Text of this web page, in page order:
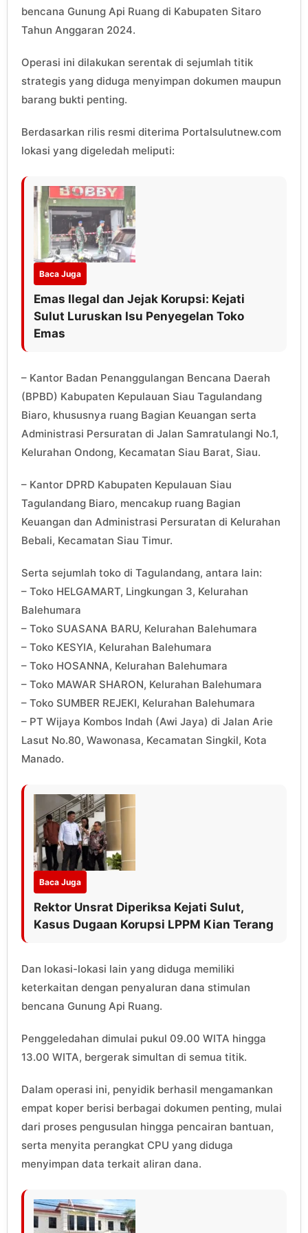
bencana Gunung Api Ruang di Kabupaten Sitaro
Tahun Anggaran 2024.
Operasi ini dilakukan serentak di sejumlah titik
strategis yang diduga menyimpan dokumen maupun
barang bukti penting.
Berdasarkan rilis resmi diterima Portalsulutnew.com
lokasi yang digeledah meliputi:
Baca Juga
Emas Ilegal dan Jejak Korupsi: Kejati
Sulut Luruskan Isu Penyegelan Toko
Emas
– Kantor Badan Penanggulangan Bencana Daerah
(BPBD) Kabupaten Kepulauan Siau Tagulandang
Biaro, khususnya ruang Bagian Keuangan serta
Administrasi Persuratan di Jalan Samratulangi No.1,
Kelurahan Ondong, Kecamatan Siau Barat, Siau.
– Kantor DPRD Kabupaten Kepulauan Siau
Tagulandang Biaro, mencakup ruang Bagian
Keuangan dan Administrasi Persuratan di Kelurahan
Bebali, Kecamatan Siau Timur.
Serta sejumlah toko di Tagulandang, antara lain:
– Toko HELGAMART, Lingkungan 3, Kelurahan
Balehumara
– Toko SUASANA BARU, Kelurahan Balehumara
– Toko KESYIA, Kelurahan Balehumara
– Toko HOSANNA, Kelurahan Balehumara
– Toko MAWAR SHARON, Kelurahan Balehumara
– Toko SUMBER REJEKI, Kelurahan Balehumara
– PT Wijaya Kombos Indah (Awi Jaya) di Jalan Arie
Lasut No.80, Wawonasa, Kecamatan Singkil, Kota
Manado.
Baca Juga
Rektor Unsrat Diperiksa Kejati Sulut,
Kasus Dugaan Korupsi LPPM Kian Terang
Dan lokasi-lokasi lain yang diduga memiliki
keterkaitan dengan penyaluran dana stimulan
bencana Gunung Api Ruang.
Penggeledahan dimulai pukul 09.00 WITA hingga
13.00 WITA, bergerak simultan di semua titik.
Dalam operasi ini, penyidik berhasil mengamankan
empat koper berisi berbagai dokumen penting, mulai
dari proses pengusulan hingga pencairan bantuan,
serta menyita perangkat CPU yang diduga
menyimpan data terkait aliran dana.